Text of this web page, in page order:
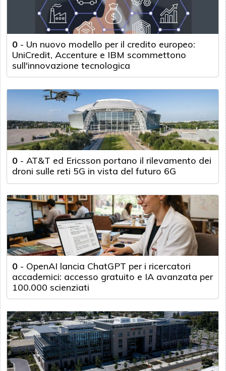
0 - Un nuovo modello per il credito europeo:
UniCredit, Accenture e IBM scommettono
sull'innovazione tecnologica
0 - AT&T ed Ericsson portano il rilevamento dei
droni sulle reti 5G in vista del futuro 6G
0 - OpenAI lancia ChatGPT per i ricercatori
accademici: accesso gratuito e IA avanzata per
100.000 scienziati